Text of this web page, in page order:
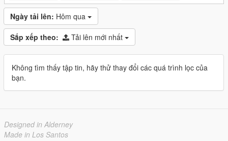
Ngày tải lên: Hôm qua
Sắp xếp theo: Tải lên mới nhất
Không tìm thấy tập tin, hãy thử thay đổi các quá trình lọc của
bạn.
Designed in Alderney
Made in Los Santos